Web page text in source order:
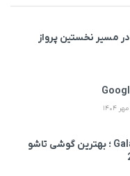
بررسی Galaxy Z Fold8 Ultra ؛ بهترین گوشی تاشو